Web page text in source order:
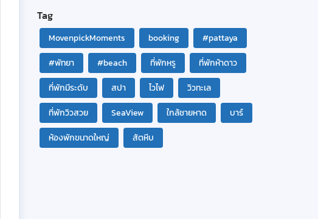
Tag
MovenpickMoments booking
#pattaya
#พัทยา
#beach ที่พักหรู
ที่พักห้าดาว
ที่พักมีระดับ
สปา ไวไฟ
วิวทะเล
ที่พักวิวสวย
SeaView ใกล้ชายหาด
บาร์
ห้องพักขนาดใหญ่
สัตหีบ